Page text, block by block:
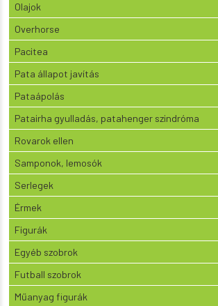
Olajok
Overhorse
Pacitea
Pata állapot javítás
Pataápolás
Patairha gyulladás, patahenger szindróma
Rovarok ellen
Samponok, lemosók
Serlegek
Érmek
Figurák
Egyéb szobrok
Futball szobrok
Műanyag figurák